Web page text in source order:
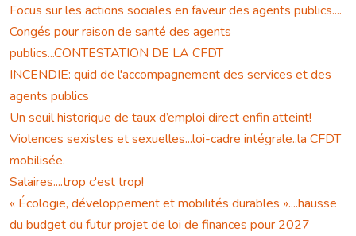
Focus sur les actions sociales en faveur des agents publics....
Congés pour raison de santé des agents
publics...CONTESTATION DE LA CFDT
INCENDIE: quid de l'accompagnement des services et des
agents publics
Un seuil historique de taux d’emploi direct enfin atteint!
Violences sexistes et sexuelles...loi-cadre intégrale..la CFDT
mobilisée.
Salaires....trop c'est trop!
« Écologie, développement et mobilités durables »....hausse
du budget du futur projet de loi de finances pour 2027